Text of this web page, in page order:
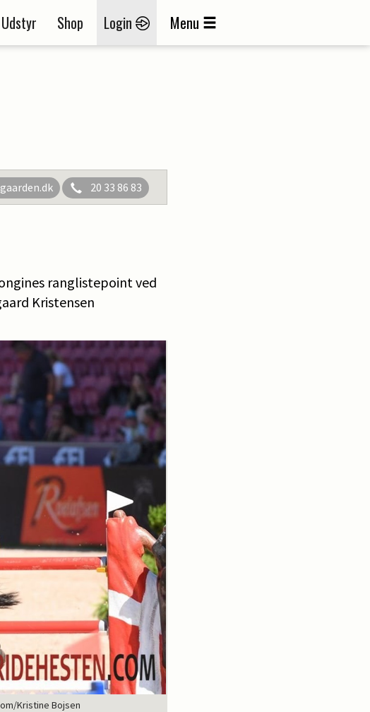
Udstyr Shop Login Menu
20 33 86 83
ranglistepoint ved
Kristensen
Kristine Bojsen